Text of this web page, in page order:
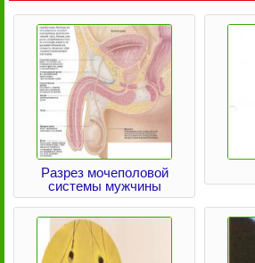
Разрез мочеполовой
системы мужчины